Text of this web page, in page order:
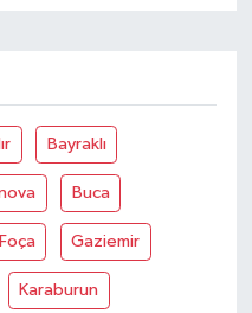
Bayraklı
Buca
Foça Gaziemir
Karaburun